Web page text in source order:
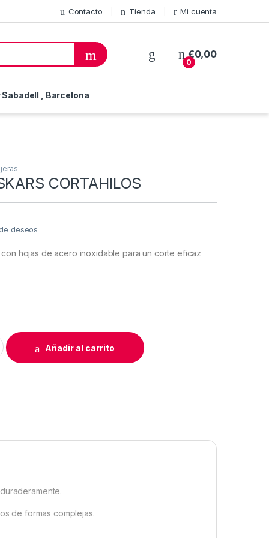
Contacto Tienda Mi cuenta
0
€0,00
, Barcelona
CORTAHILOS
deseos
hojas de acero inoxidable para un corte eficaz
quantity
Añadir al carrito
de formas complejas.